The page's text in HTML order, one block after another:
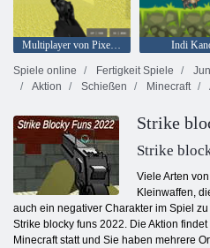
Multiplayer von Pixel Combat Indi
Spiele online
Fertigkeit Spiele
Aktion
Schießen Minecraft
Strike
Strike
Viele Arten
Kleinwaffen,
auch ein negativer Charakter im Spiel
Strike blocky funs 2022. Die Aktion
Minecraft statt und Sie haben mehrere